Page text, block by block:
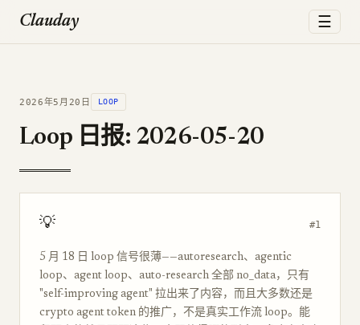
Clauday ☰
2026年5月20日 LOOP
Loop 日报: 2026-05-20
💡 #1
5 月 18 日 loop 信号很薄——autoresearch、agentic
loop、agent loop、auto-research 全部 no_data，只有
"self-improving agent" 拉出来了内容，而且大多数还是
crypto agent token 的推广，不是真实工作流 loop。能